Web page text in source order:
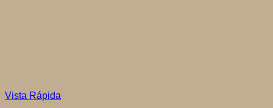
Vista Rápida